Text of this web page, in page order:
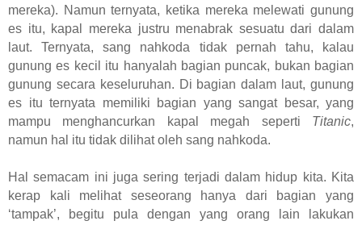
mereka). Namun ternyata, ketika mereka melewati gunung
es itu, kapal mereka justru menabrak sesuatu dari dalam
laut. Ternyata, sang nahkoda tidak pernah tahu, kalau
gunung es kecil itu hanyalah bagian puncak, bukan bagian
gunung secara keseluruhan. Di bagian dalam laut, gunung
es itu ternyata memiliki bagian yang sangat besar, yang
mampu menghancurkan kapal megah seperti Titanic,
namun hal itu tidak dilihat oleh sang nahkoda.
Hal semacam ini juga sering terjadi dalam hidup kita. Kita
kerap kali melihat seseorang hanya dari bagian yang
‘tampak’, begitu pula dengan yang orang lain lakukan